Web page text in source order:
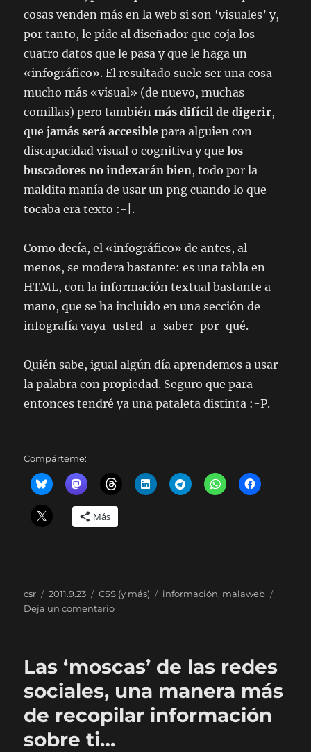
cosas venden más en la web si son ‘visuales’ y,
por tanto, le pide al diseñador que coja los
cuatro datos que le pasa y que le haga un
«infográfico». El resultado suele ser una cosa
mucho más «visual» (de nuevo, muchas
comillas) pero tambiénmás difícil de digerir,
quejamás será accesible para alguien con
discapacidad visual o cognitiva y quelos
buscadores no indexarán bien, todo por la
maldita manía de usar un png cuando lo que
tocaba era texto :-|.
Como decía, el «infográfico» de antes, al
menos, se modera bastante: es una tabla en
HTML, con la información textual bastante a
mano, que se ha incluido en una sección de
infografía vaya-usted-a-saber-por-qué.
Quién sabe, igual algún día aprendemos a usar
la palabra con propiedad. Seguro que para
entonces tendré ya una pataleta distinta :-P.
Compárteme:
Más
Autor
csr
Publicado
el
2011.9.23 Categorías
CSS (y más) Etiquetas
información, malaweb
Deja un comentarioen
es
infográfico
Las ‘moscas’ de las redes
sociales, una manera más
de recopilar información
sobre ti…